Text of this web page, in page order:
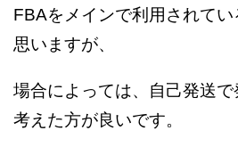
FBAをメインで利用されて
思いますが、
場合によっては、自己発送で
考えた方が良いです。